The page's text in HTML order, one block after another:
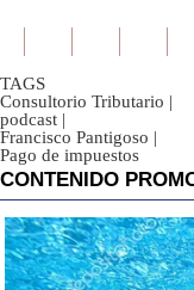
TAGS
Consultorio Tributario |
podcast |
Francisco Pantigoso |
Pago de impuestos